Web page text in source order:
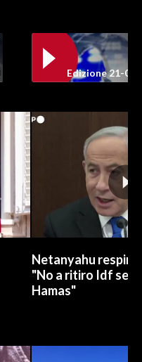
Edizione 21-05-
Netanyahu
"No a ritiro Idf
Hamas"